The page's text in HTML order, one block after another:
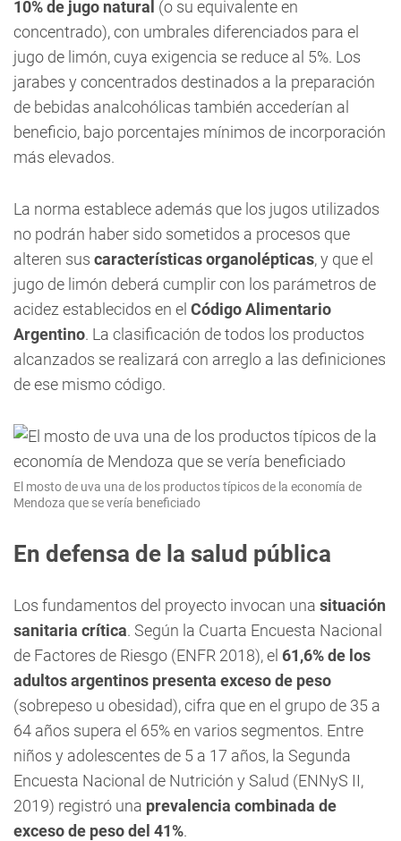
10% de jugo natural (o su equivalente en
concentrado), con umbrales diferenciados para el
jugo de limón, cuya exigencia se reduce al 5%. Los
jarabes y concentrados destinados a la preparación
de bebidas analcohólicas también accederían al
beneficio, bajo porcentajes mínimos de incorporación
más elevados.
La norma establece además que los jugos utilizados
no podrán haber sido sometidos a procesos que
alteren sus características organolépticas, y que el
jugo de limón deberá cumplir con los parámetros de
acidez establecidos en el Código Alimentario
Argentino. La clasificación de todos los productos
alcanzados se realizará con arreglo a las definiciones
de ese mismo código.
El mosto de uva una de los productos típicos de la economía de
Mendoza que se vería beneficiado
En defensa de la salud pública
Los fundamentos del proyecto invocan una situación
sanitaria crítica. Según la Cuarta Encuesta Nacional
de Factores de Riesgo (ENFR 2018), el 61,6% de los
adultos argentinos presenta exceso de peso
(sobrepeso u obesidad), cifra que en el grupo de 35 a
64 años supera el 65% en varios segmentos. Entre
niños y adolescentes de 5 a 17 años, la Segunda
Encuesta Nacional de Nutrición y Salud (ENNyS II,
2019) registró una prevalencia combinada de
exceso de peso del 41%.